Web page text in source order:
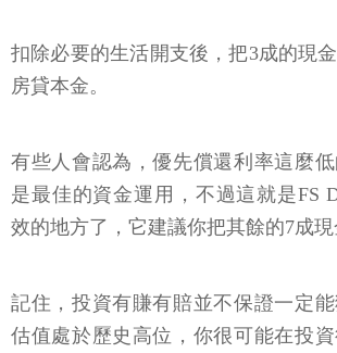
扣除必要的生活開支後，把3成的現
房貸本金。
有些人會認為，優先償還利率這麼
是最佳的資金運用，不過這就是FS
效的地方了，它建議你把其餘的7成現
記住，投資有賺有賠並不保證一定
估值處於歷史高位，你很可能在投